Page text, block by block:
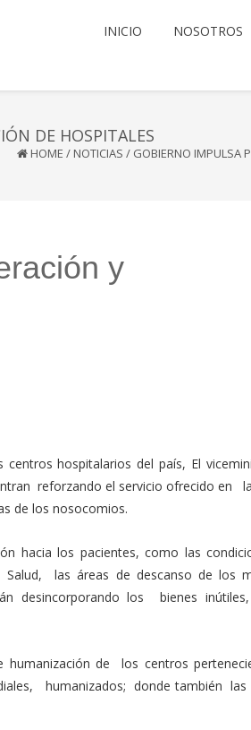
INICIO NOSOTROS
DE HOSPITALES
HOME / NOTICIAS / GOBIERNO IMPULSA
y
hospitalarios del país, El
reforzando el servicio ofrecido en
de los nosocomios.
hacia los pacientes, como las
las áreas de descanso de los
desincorporando los bienes
de los centros
humanizados; donde también las